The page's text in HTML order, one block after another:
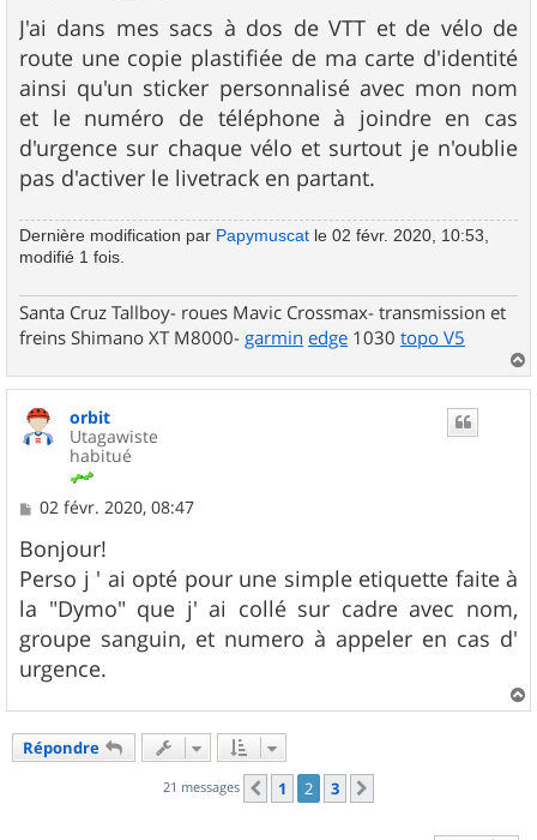
s
s
a
g
e
J'ai dans mes sacs à dos de VTT et de vélo de
route une copie plastifiée de ma carte d'identité
ainsi qu'un sticker personnalisé avec mon nom
et le numéro de téléphone à joindre en cas
d'urgence sur chaque vélo et surtout je n'oublie
pas d'activer le livetrack en partant.
Dernière modification par Papymuscat le 02 févr. 2020, 10:53,
modifié 1 fois.
Santa Cruz Tallboy- roues Mavic Crossmax- transmission et
freins Shimano XT M8000- garmin edge 1030 topo V5
a
orbit
Utagawiste
habitué
M
s
s
a
g
e
02 févr. 2020, 08:47
Bonjour!
Perso j ' ai opté pour une simple etiquette faite à
la "Dymo" que j' ai collé sur cadre avec nom,
groupe sanguin, et numero à appeler en cas d'
urgence.
a
Répondre
21 messages Précédent
1 2 3